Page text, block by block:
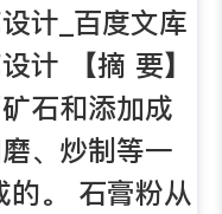
计_百度文库
计 【摘 要】
石和添加成
、炒制等一
的。 石膏粉从